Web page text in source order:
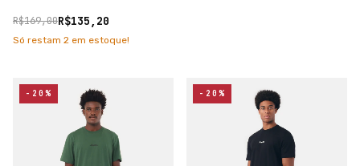
R$135,20
R$169,00
Só restam 2 em estoque!
-20% -20%